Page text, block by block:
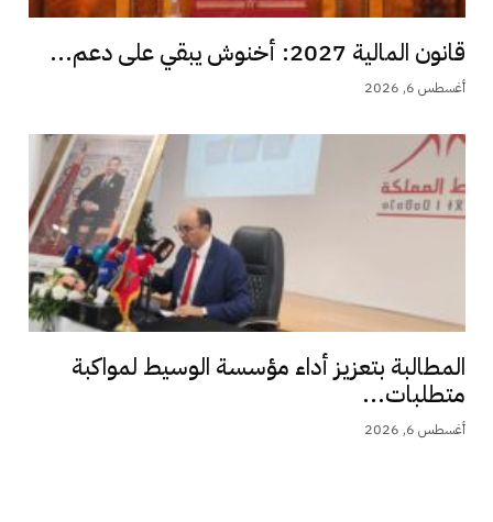
قانون المالية 2027: أخنوش يبقي على دعم...
أغسطس 6, 2026
المطالبة بتعزيز أداء مؤسسة الوسيط لمواكبة
متطلبات...
أغسطس 6, 2026